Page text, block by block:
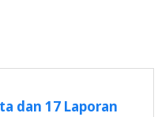
dan 17 Laporan